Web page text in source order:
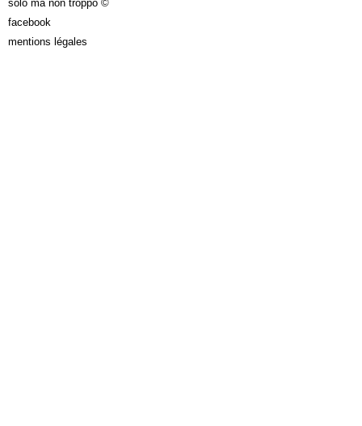
solo ma non troppo ©
facebook
mentions légales